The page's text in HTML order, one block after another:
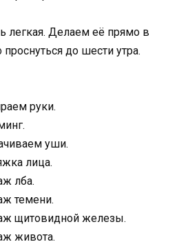
легкая. Делаем её прямо в
до шести утра.
руки.
уши.
лица.
лба.
темени.
щитовидной железы.
живота.